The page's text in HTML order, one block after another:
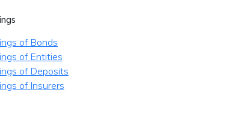
of Bonds
of Entities
of Deposits
of Insurers